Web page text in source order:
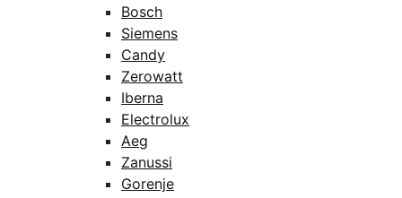
Bosch
Siemens
Candy
Zerowatt
Iberna
Electrolux
Aeg
Zanussi
Gorenje